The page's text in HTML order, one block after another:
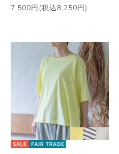
7,500円(税込8,250円)